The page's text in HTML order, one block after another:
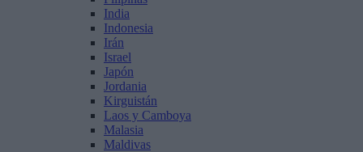
India
Indonesia
Irán
Israel
Japón
Jordania
Kirguistán
Laos y Camboya
Malasia
Maldivas